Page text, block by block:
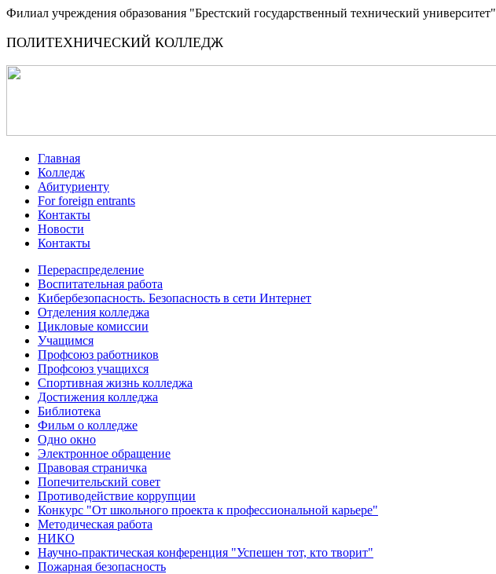
Филиал учреждения образования "Брестский государственный технический университет"
ПОЛИТЕХНИЧЕСКИЙ КОЛЛЕДЖ
Главная
Колледж
Абитуриенту
For foreign entrants
Контакты
Новости
Контакты
Перераспределение
Воспитательная работа
Кибербезопасность. Безопасность в сети Интернет
Отделения колледжа
Цикловые комиссии
Учащимся
Профсоюз работников
Профсоюз учащихся
Спортивная жизнь колледжа
Достижения колледжа
Библиотека
Фильм о колледже
Одно окно
Электронное обращение
Правовая страничка
Попечительский совет
Противодействие коррупции
Конкурс "От школьного проекта к профессиональной карьере"
Методическая работа
НИКО
Научно-практическая конференция "Успешен тот, кто творит"
Пожарная безопасность